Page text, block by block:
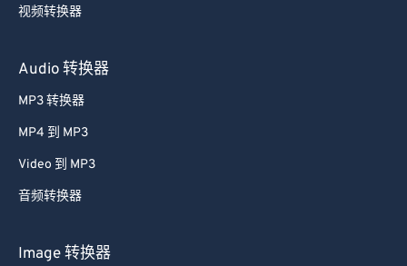
视频转换器
Audio 转换器
MP3 转换器
MP4 到 MP3
Video 到 MP3
音频转换器
Image 转换器